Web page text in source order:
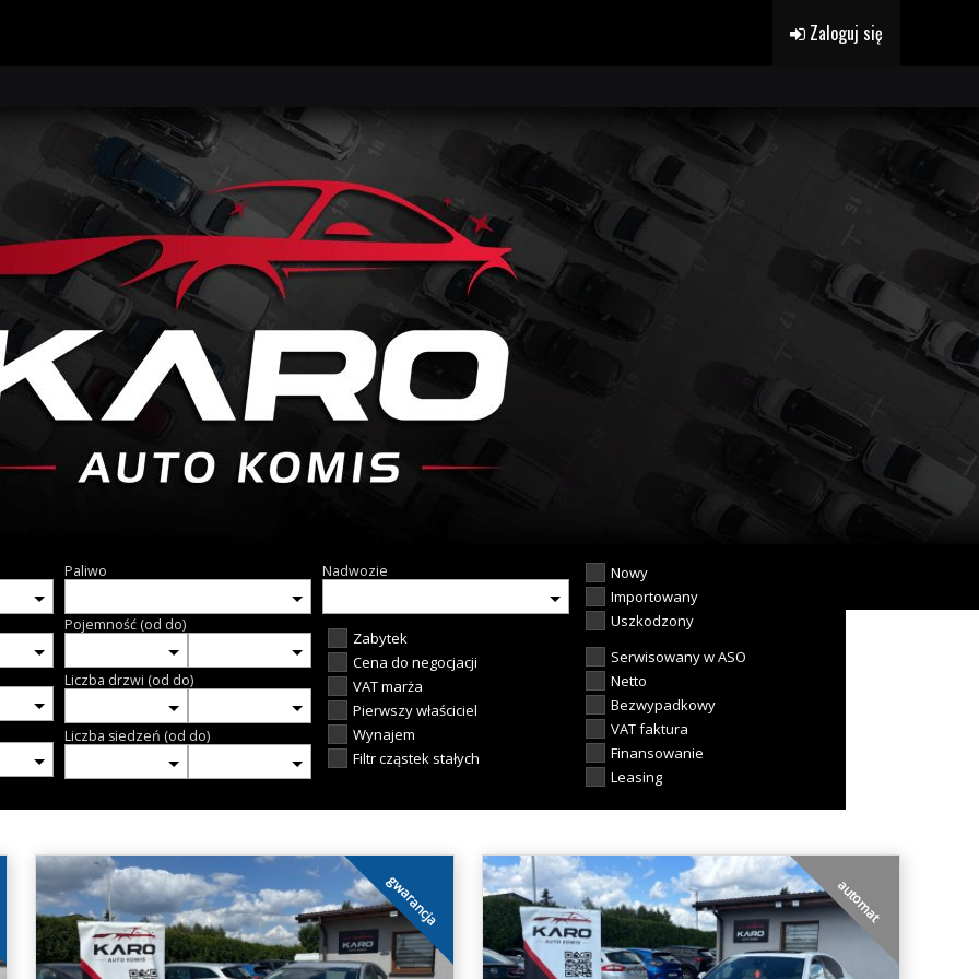
Zaloguj się
Paliwo
Pojemność (od do)
Liczba drzwi (od do)
Liczba siedzeń (od do)
Nadwozie
Zabytek
Cena do negocjacji
VAT marża
Pierwszy właściciel
Wynajem
Filtr cząstek stałych
Nowy
Importowany
Uszkodzony
Serwisowany w ASO
Netto
Bezwypadkowy
VAT faktura
Finansowanie
Leasing
gwarancja automat